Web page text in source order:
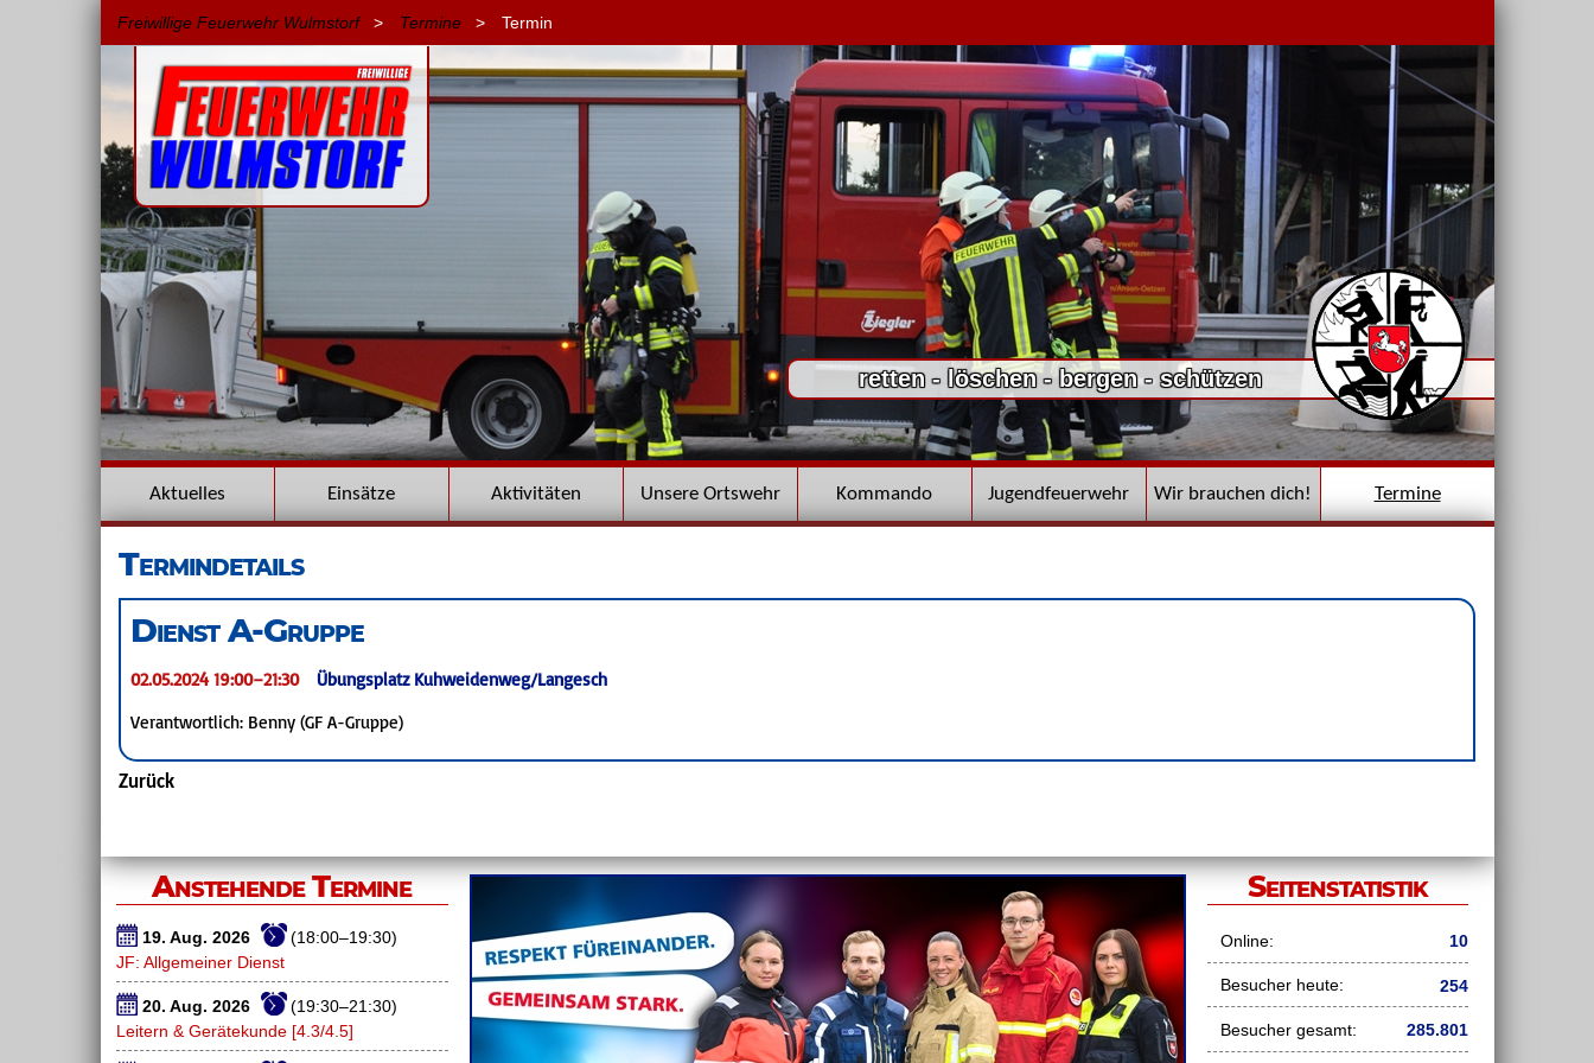
Freiwillige Feuerwehr Wulmstorf> Termine> Termin
retten - löschen - bergen - schützen
NavigationAktuelles Einsätze Aktivitäten Unsere Ortswehr Kommando Jugendfeuerwehr Wir brauchen dich! Termine
Termindetails
Dienst A-Gruppe
02.05.2024 19:00–21:30
Übungsplatz Kuhweidenweg/Langesch
Verantwortlich: Benny (GF A-Gruppe)
Zurück
Anstehende Termine
19. Aug. 2026
(18:00–19:30)
JF: Allgemeiner Dienst
20. Aug. 2026
(19:30–21:30)
Leitern & Gerätekunde [4.3/4.5]
Seitenstatistik
Online: 10
Besucher heute: 254
Besucher gesamt: 285.801